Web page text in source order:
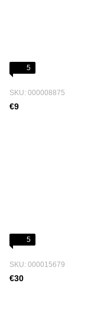
5
SKU: 000008875
€9
5
SKU: 000015679
€30